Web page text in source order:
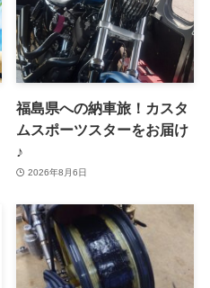
福島県への納車旅！カスタ
ムスポーツスターをお届け
♪
2026年8月6日